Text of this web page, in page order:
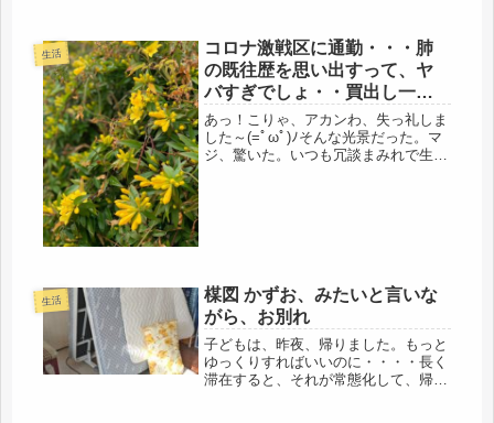
かな気持ちになって見てたけど、とり
あえず場所は、日本、公衆の面前なの
で...
生活
コロナ激戦区に通勤・・・肺
の既往歴を思い出すって、ヤ
バすぎでしょ・・買出し一回
目
あっ！こりゃ、アカンわ、失っ礼しま
した～(=ﾟωﾟ)ﾉそんな光景だった。マ
ジ、驚いた。いつも冗談まみれで生き
生活
楳図 かずお、みたいと言いな
がら、お別れ
子どもは、昨夜、帰りました。もっと
ゆっくりすればいいのに・・・・長く
滞在すると、それが常態化して、帰っ